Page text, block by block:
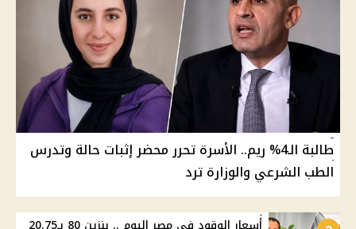
طالبة الـ4% ريم.. الأسرة تحرر محضر إثبات حالة وتدرس
الطب الشرعي والوزارة ترد